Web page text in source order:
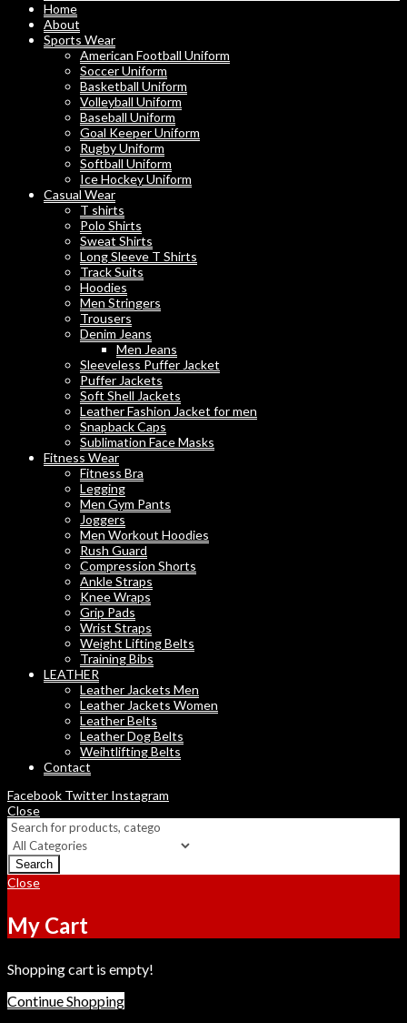
Home
About
Sports Wear
American Football Uniform
Soccer Uniform
Basketball Uniform
Volleyball Uniform
Baseball Uniform
Goal Keeper Uniform
Rugby Uniform
Softball Uniform
Ice Hockey Uniform
Casual Wear
T shirts
Polo Shirts
Sweat Shirts
Long Sleeve T Shirts
Track Suits
Hoodies
Men Stringers
Trousers
Denim Jeans
Men Jeans
Sleeveless Puffer Jacket
Puffer Jackets
Soft Shell Jackets
Leather Fashion Jacket for men
Snapback Caps
Sublimation Face Masks
Fitness Wear
Fitness Bra
Legging
Men Gym Pants
Joggers
Men Workout Hoodies
Rush Guard
Compression Shorts
Ankle Straps
Knee Wraps
Grip Pads
Wrist Straps
Weight Lifting Belts
Training Bibs
LEATHER
Leather Jackets Men
Leather Jackets Women
Leather Belts
Leather Dog Belts
Weihtlifting Belts
Contact
Facebook Twitter Instagram
Close
Search
Close
My Cart
Shopping cart is empty!
Continue Shopping